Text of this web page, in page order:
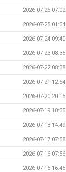
2026-07-25 07:02
2026-07-25 01:34
2026-07-24 09:40
2026-07-23 08:35
2026-07-22 08:38
2026-07-21 12:54
2026-07-20 20:15
2026-07-19 18:35
2026-07-18 14:49
2026-07-17 07:58
2026-07-16 07:56
2026-07-15 16:45